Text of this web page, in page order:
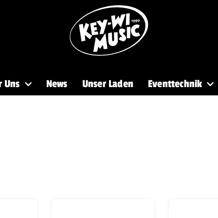
Uns News Unser Laden Eventtechnik